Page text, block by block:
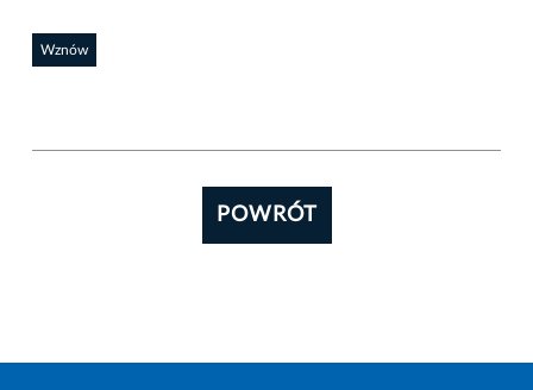
Wznów
POWRÓT